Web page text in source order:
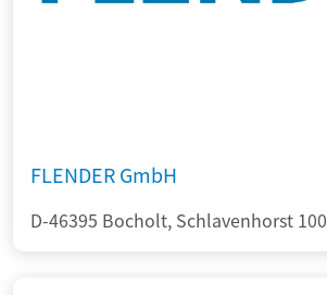
FLENDER GmbH
D-46395 Bocholt, Schlavenhorst 100